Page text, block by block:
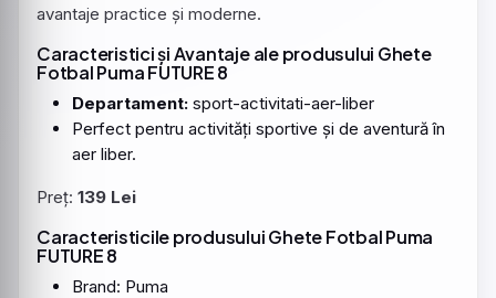
avantaje practice și moderne.
Caracteristici și Avantaje ale produsului Ghete
Fotbal PumaFUTURE8
Departament: sport-activitati-aer-liber
Perfect pentru activități sportive și de aventură în
aer liber.
Preț: 139 Lei
Caracteristicile produsului Ghete Fotbal Puma
FUTURE 8
Brand: Puma